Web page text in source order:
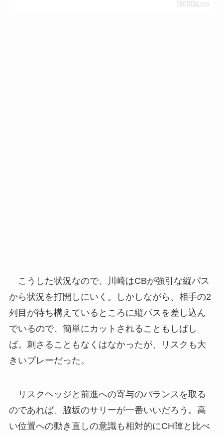
こうした状況なので、川崎はCBが強引な縦パス
から状況を打開しにいく。しかしながら、相手の2
列目が待ち構えているところに縦パスを差し込ん
でいるので、簡単にカットされることもしばし
ば。刺さることもなくはなかったが、リスクも大
きいプレーだった。
リスクヘッジと前進への寄与のバランスを取る
のであれば、脇坂のサリーが一番いいだろう。高
い位置への動き直しの意識も相対的にCH陣と比べ